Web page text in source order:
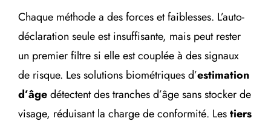
Chaque méthode a des forces et faiblesses. L’auto-
déclaration seule est insuffisante, mais peut rester
un premier filtre si elle est couplée à des signaux
de risque. Les solutions biométriques d’estimation
d’âgedétectent des tranches d’âge sans stocker de
visage, réduisant la charge de conformité. Lestiers